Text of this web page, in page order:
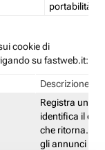
portabilità
cookie di
su fastweb.it:
Descrizione
Registra un ID
identifica il
che ritorna.
gli annunci